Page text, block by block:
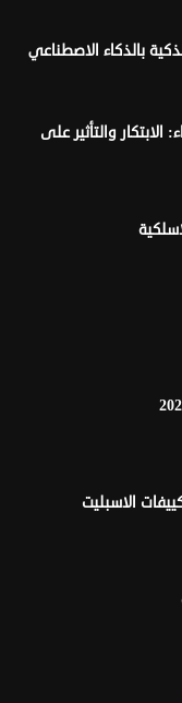
بالذكاء الاصطناعي
الابتكار والتأثير على